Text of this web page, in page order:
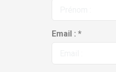
Email : *